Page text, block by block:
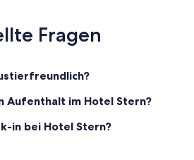
Fragen
Aufenthalt im Hotel Stern?
in bei Hotel Stern?